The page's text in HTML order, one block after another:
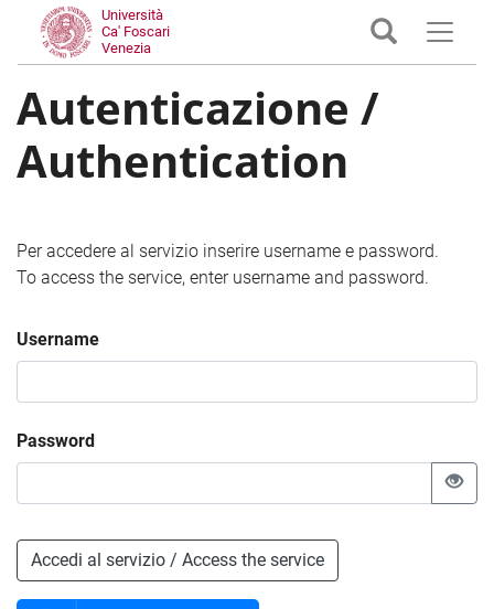
Università
Ca' Foscari
Venezia
Autenticazione /
Authentication
Per accedere al servizio inserire username e password.
To access the service, enter username and password.
Username
Password
Accedi al servizio / Access the service